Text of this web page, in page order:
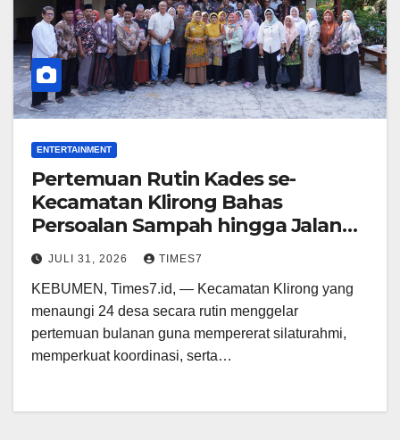
ENTERTAINMENT
Pertemuan Rutin Kades se-
Kecamatan Klirong Bahas
Persoalan Sampah hingga Jalan
Rusak
JULI 31, 2026 TIMES7
KEBUMEN, Times7.id, — Kecamatan Klirong yang
menaungi 24 desa secara rutin menggelar
pertemuan bulanan guna mempererat silaturahmi,
memperkuat koordinasi, serta…